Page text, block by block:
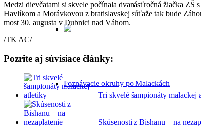
Poznávacie okruhy po Malackách
Medzi dievčatami si skvele počínala dvanásťročná žiačka ZŠ
Havlíkom a Morávkovou z bratislavskej súťaže tak bude
most 30. augusta v Dubnici nad Váhom.
/TK AC/
Pozrite aj súvisiace články:
Tri skvelé šampionáty malackej
Skúsenosti z Bishanu – na